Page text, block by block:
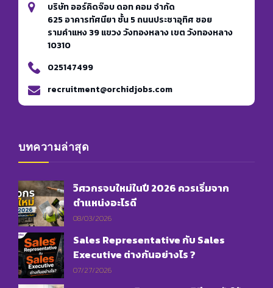
บริษัท ออร์คิดจ๊อบ ดอท คอม จำกัด
625 อาคารทัศนียา ชั้น 5 ถนนประชาอุทิศ ซอย
รามคำแหง 39 แขวง วังทองหลาง เขต วังทองหลาง
10310
025147499
recruitment@orchidjobs.com
บทความล่าสุด
วิศวกรจบใหม่ในปี 2026 ควรเริ่มจาก
ตำแหน่งอะไรดี
08/03/2026
Sales Representative กับ Sales
Executive ต่างกันอย่างไร ?
07/27/2026